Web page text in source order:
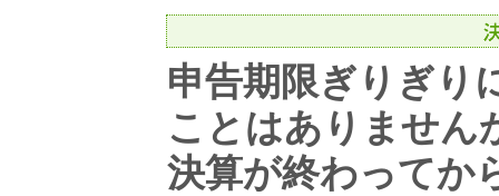
申告期限ぎりぎり
ことはありません
決算が終わってか